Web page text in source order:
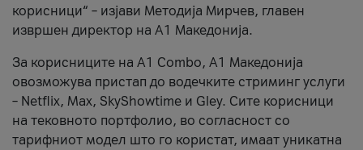
корисници“ – изјави Методија Мирчев, главен
извршен директор на А1 Македонија.
За корисниците на A1 Combo, А1 Македонија
овозможува пристап до водечките стриминг услуги
– Netflix, Max, SkyShowtime и Gley. Сите корисници
на тековното портфолио, во согласност со
тарифниот модел што го користат, имаат уникатна